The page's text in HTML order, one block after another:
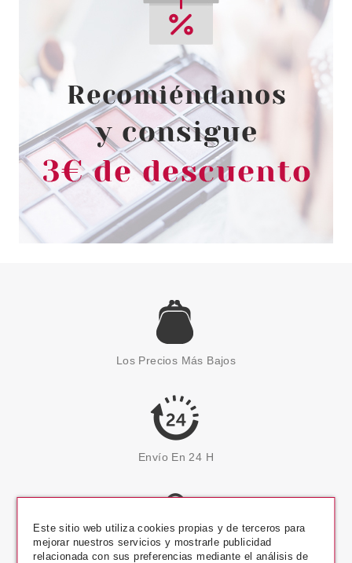
Los Precios Más Bajos
Envío En 24 H
Pago Seguro
Este sitio web utiliza cookies propias y de terceros para
mejorar nuestros servicios y mostrarle publicidad
relacionada con sus preferencias mediante el análisis de